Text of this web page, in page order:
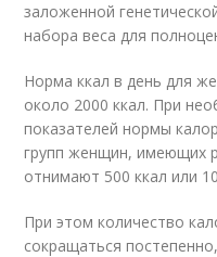
заложенной
набора веса для
Норма ккал в день для
около 2000 ккал. При
показателей нормы
групп женщин, имеющих
отнимают 500 ккал или
При этом количество
сокращаться